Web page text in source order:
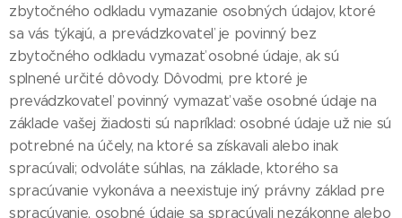
zbytočného odkladu vymazanie osobných údajov, ktoré
sa vás týkajú, a prevádzkovateľ je povinný bez
zbytočného odkladu vymazať osobné údaje, ak sú
splnené určité dôvody. Dôvodmi, pre ktoré je
prevádzkovateľ povinný vymazať vaše osobné údaje na
základe vašej žiadosti sú napríklad: osobné údaje už nie sú
potrebné na účely, na ktoré sa získavali alebo inak
spracúvali; odvoláte súhlas, na základe, ktorého sa
spracúvanie vykonáva a neexistuje iný právny základ pre
spracúvanie, osobné údaje sa spracúvali nezákonne alebo